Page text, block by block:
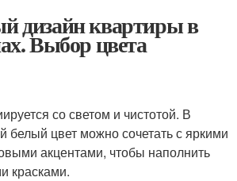
дизайн квартиры в
Выбор цвета
со светом и чистотой. В
белый цвет можно сочетать с яркими
акцентами, чтобы наполнить
красками.